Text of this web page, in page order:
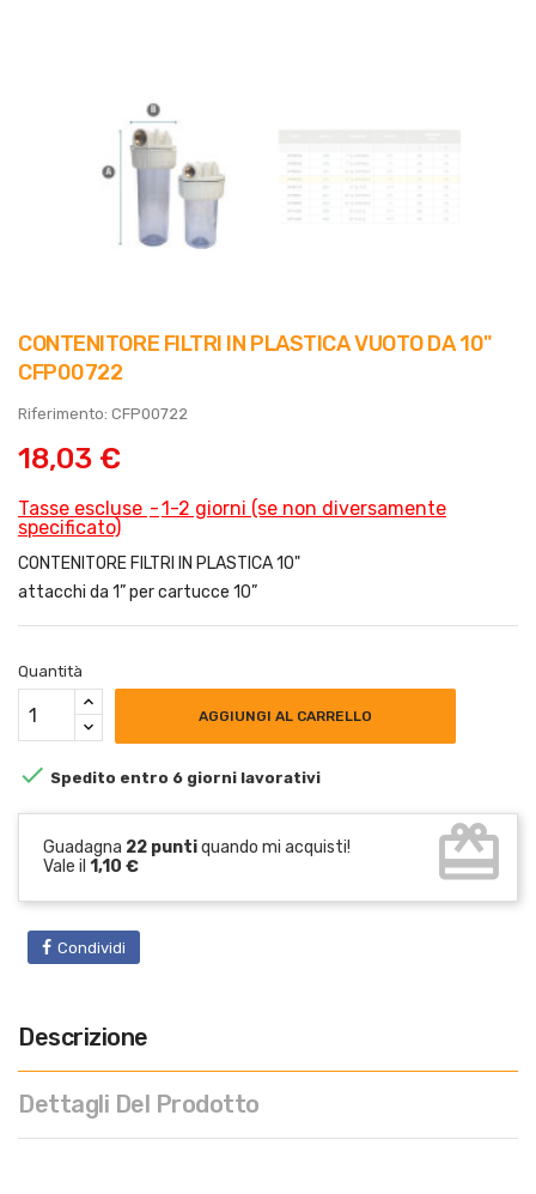
CONTENITORE FILTRI IN PLASTICA VUOTO DA 10"
CFP00722
Riferimento: CFP00722
18,03 €
Tasse escluse
1-2 giorni (se non diversamente
specificato)
CONTENITORE FILTRI IN PLASTICA 10"
attacchi da 1” per cartucce 10”
Quantità
AGGIUNGI AL CARRELLO
 Spedito entro 6 giorni lavorativi
Guadagna 22 puntiquando mi acquisti!
Vale il 1,10 € card_giftcard
Condividi
Descrizione
Dettagli Del Prodotto